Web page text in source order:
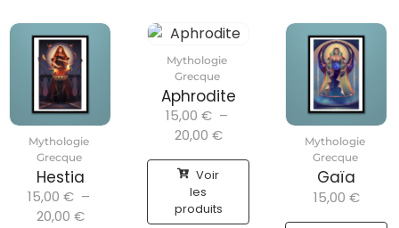
Mythologie
Grecque
Hestia
15,00 € –
20,00 €
Mythologie
Grecque
Aphrodite
15,00 € –
20,00 €
Voir
les
produits
Mythologie
Grecque
Gaïa
15,00 €